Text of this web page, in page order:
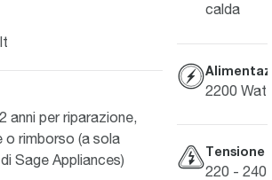
anni per riparazione,
o rimborso (a sola
Sage Appliances)
calda
2200 Watt
Tensione
220 - 240